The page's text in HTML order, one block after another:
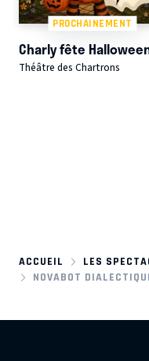
PROCHAINEMENT
Charly fête
Théâtre des Chartrons
ACCUEIL
LES
NOVABOT